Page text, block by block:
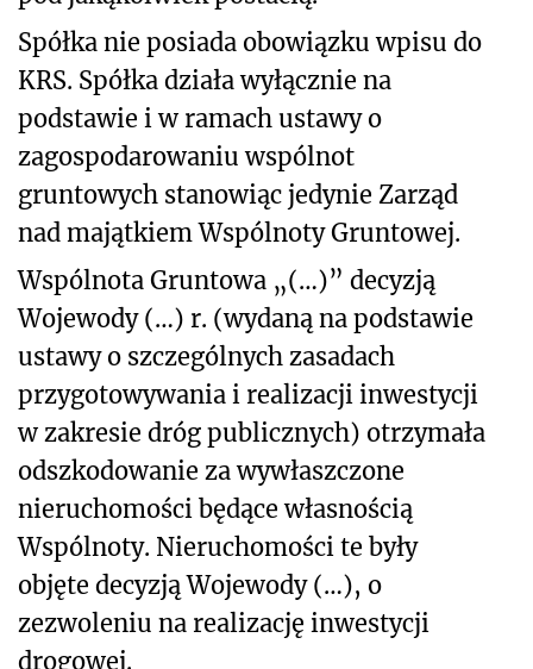
Spółka nie posiada obowiązku wpisu do
KRS. Spółka działa wyłącznie na
podstawie i w ramach ustawy o
zagospodarowaniu wspólnot
gruntowych stanowiąc jedynie Zarząd
nad majątkiem Wspólnoty Gruntowej.
Wspólnota Gruntowa „(…)” decyzją
Wojewody (…) r. (wydaną na podstawie
ustawy o szczególnych zasadach
przygotowywania i realizacji inwestycji
w zakresie dróg publicznych) otrzymała
odszkodowanie za wywłaszczone
nieruchomości będące własnością
Wspólnoty. Nieruchomości te były
objęte decyzją Wojewody (…), o
zezwoleniu na realizację inwestycji
drogowej.